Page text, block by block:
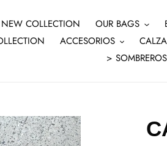
NEW COLLECTION OUR BAGS
ACCESORIOS
> SOMBREROS